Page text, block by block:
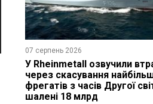
07 серпень 2026
У Rheinmetall озвучили
через скасування
фрегатів з часів Другої
шалені 18 млрд